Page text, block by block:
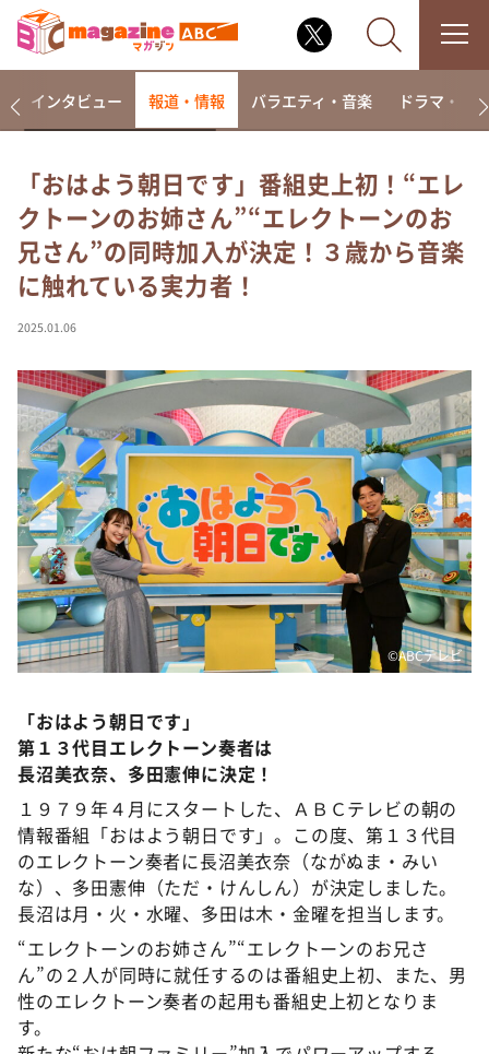
なるみ・岡村の過ぎるTV
相席食堂
これ余談なんですけど・・・
～人生密着トークバラエティ！～ やすとものいたっ
て真剣です
探偵！ナイトスクープ
news おかえり
河合＆A.B.C-Z塚田×福井アナ「なんでやねん！？」
（news おかえり）
DAIGOも台所 ～きょうの献立 何にする？～
本日はダイアンなり！シーズン２
朝だ！生です旅サラダ
教えて！ニュースライブ 正義のミカタ
ＬＩＦＥ～夢のカタチ～
ポツンと一軒家
ザキ山小屋本館
ぺこぱのまるスポ
アナ回覧板
インタビュー 報道・情報 バラエティ・音楽 ドラマ・映画
「おはよう朝日です」番組史上初！“エレ
クトーンのお姉さん”“エレクトーンのお
兄さん”の同時加入が決定！３歳から音楽
に触れている実力者！
2025.01.06
©ABCテレビ
「おはよう朝日です」
第１３代目エレクトーン奏者は
長沼美衣奈、多田憲伸に決定！
１９７９年４月にスタートした、ＡＢＣテレビの朝の
情報番組「おはよう朝日です」。この度、第１３代目
のエレクトーン奏者に長沼美衣奈（ながぬま・みい
な）、多田憲伸（ただ・けんしん）が決定しました。
長沼は月・火・水曜、多田は木・金曜を担当します。
“エレクトーンのお姉さん”“エレクトーンのお兄さ
ん”の２人が同時に就任するのは番組史上初、また、男
性のエレクトーン奏者の起用も番組史上初となりま
す。